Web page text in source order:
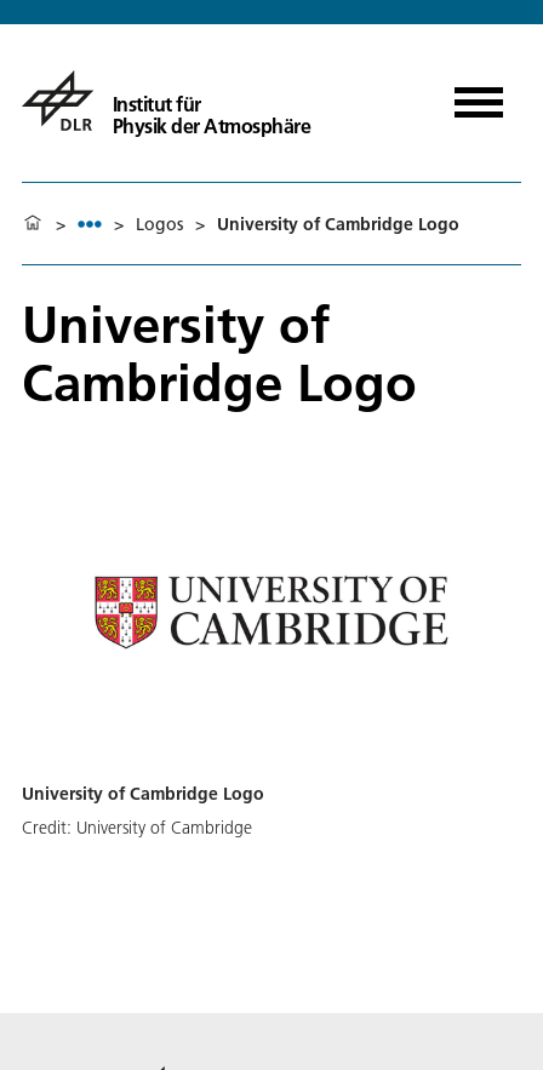
Institut für
Physik der Atmosphäre
> > Logos > University of Cambridge Logo
University of
Cambridge Logo
University of Cambridge Logo
Credit: University of Cambridge